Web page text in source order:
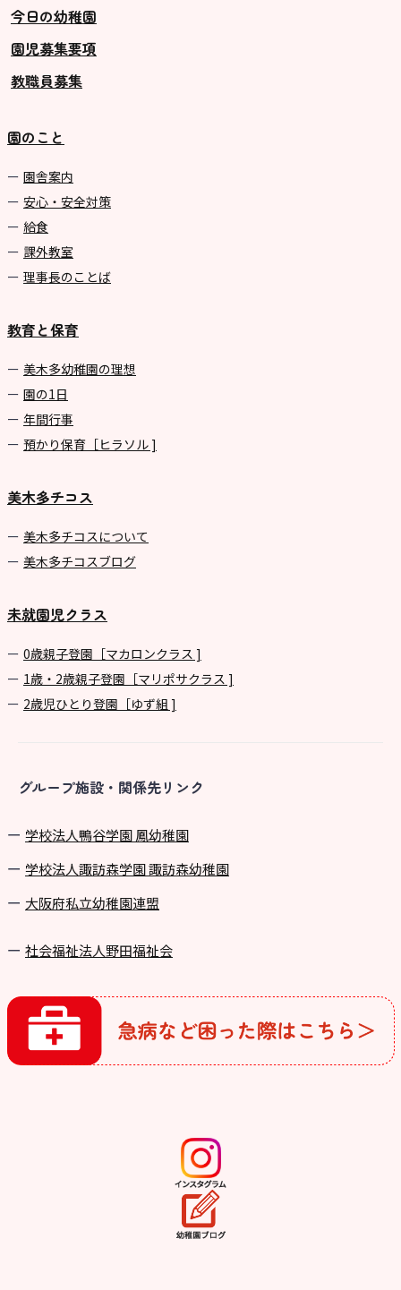
今日の幼稚園
園児募集要項
教職員募集
園のこと
園舎案内
安心・安全対策
給食
課外教室
理事長のことば
教育と保育
美⽊多幼稚園の理想
園の1⽇
年間⾏事
預かり保育［ヒラソル ]
美木多チコス
美⽊多チコスについて
美⽊多チコスブログ
未就園児クラス
0歳親子登園［マカロンクラス ]
1歳・2歳親子登園［マリポサクラス ]
2歳児ひとり登園［ゆず組 ]
グループ施設・関係先リンク
学校法⼈鴨⾕学園 鳳幼稚園
学校法⼈諏訪森学園 諏訪森幼稚園
⼤阪府私⽴幼稚園連盟
社会福祉法人野田福祉会